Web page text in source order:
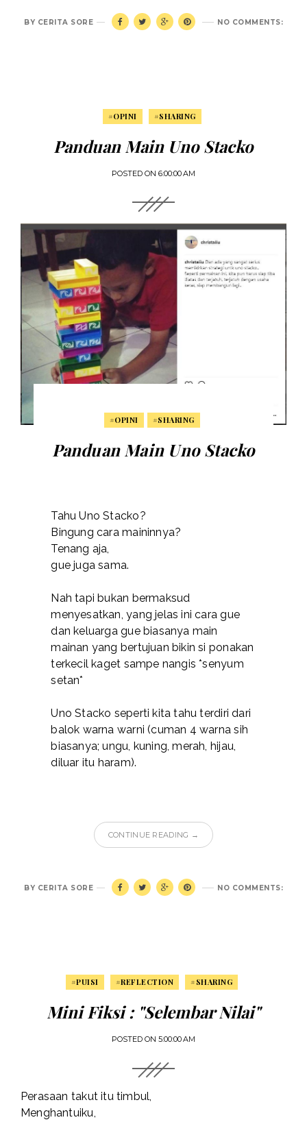
NO COMMENTS:
BY CERITA SORE
#OPINI #SHARING
Panduan Main Uno Stacko
POSTED ON 6:00:00 AM
#OPINI #SHARING
Panduan Main Uno Stacko
Tahu Uno Stacko?
Bingung cara maininnya?
Tenang aja,
gue juga sama.
Nah tapi bukan bermaksud
menyesatkan, yang jelas ini cara gue
dan keluarga gue biasanya main
mainan yang bertujuan bikin si ponakan
terkecil kaget sampe nangis *senyum
setan*
Uno Stacko seperti kita tahu terdiri dari
balok warna warni (cuman 4 warna sih
biasanya; ungu, kuning, merah, hijau,
diluar itu haram).
CONTINUE READING →
NO COMMENTS:
BY CERITA SORE
#PUISI #REFLECTION #SHARING
Mini Fiksi : "Selembar Nilai"
POSTED ON 5:00:00 AM
Perasaan takut itu timbul,
Menghantuiku,